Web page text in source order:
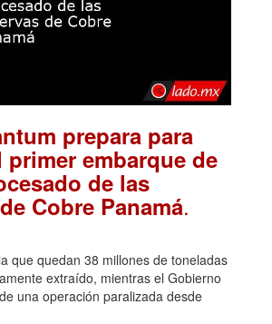
prepara para
embarque de
de las
Cobre Panamá.
que quedan 38 millones de toneladas
extraído, mientras el Gobierno
una operación paralizada desde